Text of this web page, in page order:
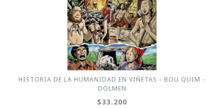
HISTORIA DE LA HUMANIDAD EN VIÑETAS - BOU QUIM -
DOLMEN
$33.200